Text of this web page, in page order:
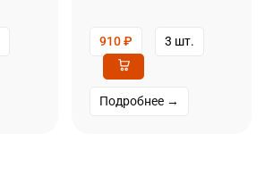
910₽ 3 шт.
Подробнее →